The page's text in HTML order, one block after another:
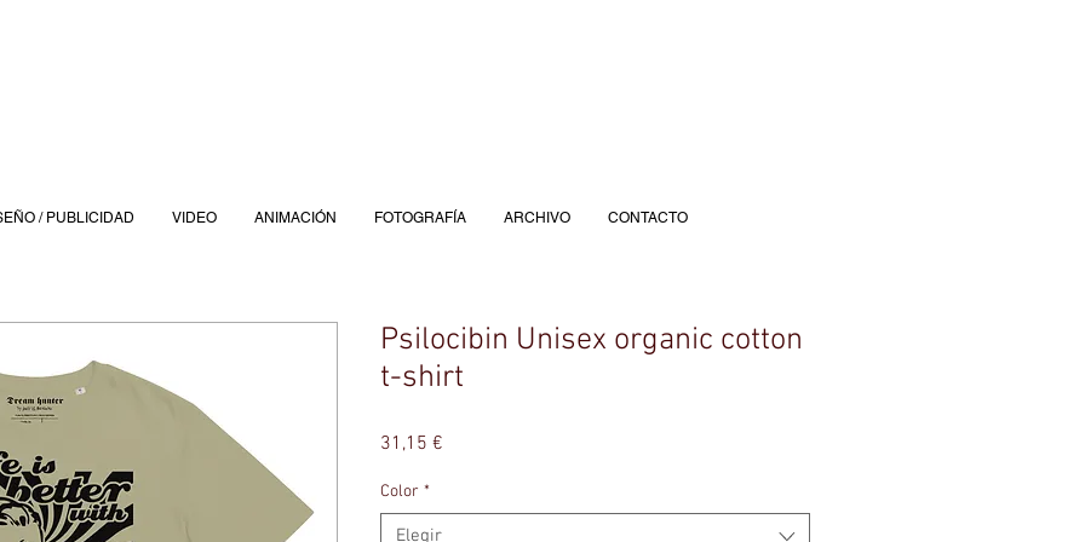
Psilocibin Unisex organic cotton
t-shirt
31,15 €
Color *
Elegir
/ PUBLICIDAD VIDEO ANIMACIÓN FOTOGRAFÍA ARCHIVO CONTACTO